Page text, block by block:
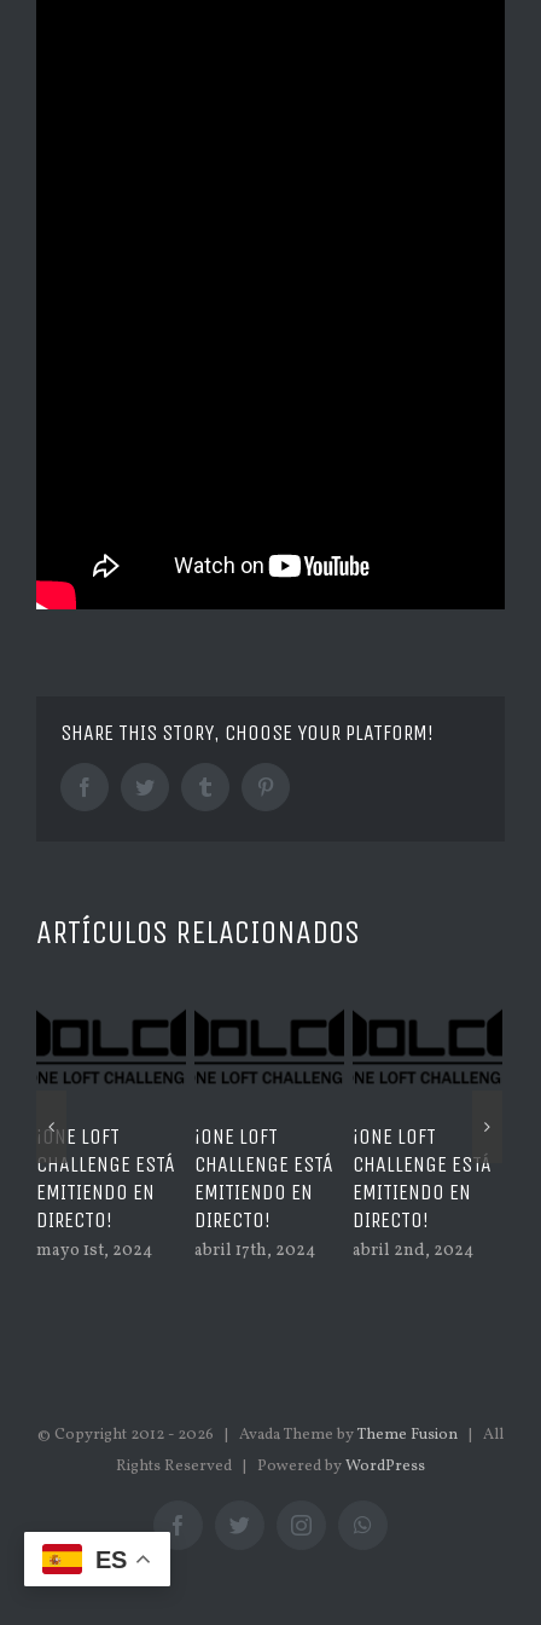
SHARE THIS STORY, CHOOSE YOUR PLATFORM!
Facebook Twitter Tumblr
ARTÍCULOS RELACIONADOS
¡ONE LOFT
CHALLENGE ESTÁ
EMITIENDO EN
DIRECTO!
mayo 1st, 2024
¡ONE LOFT
CHALLENGE ESTÁ
EMITIENDO EN
DIRECTO!
abril 17th, 2024
¡ONE LOFT
CHALLENGE ESTÁ
EMITIENDO EN
DIRECTO!
abril 2nd, 2024
© Copyright 2012 - 2026 | Avada Theme byTheme Fusion | All
Rights Reserved | Powered byWordPress
FacebookTwitterInstagram
ES